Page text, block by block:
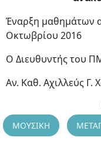
Έναρξη μαθημάτων
Οκτωβρίου 2016
Ο Διευθυντής του
Αν. Καθ. Αχιλλεύς Γ.
ΜΟΥΣΙΚΗ